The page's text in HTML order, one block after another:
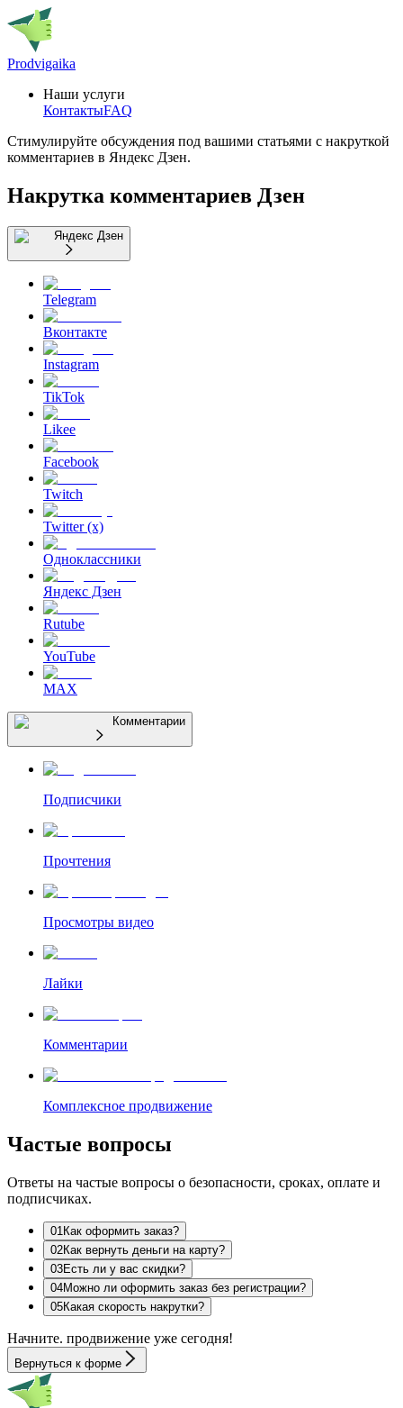
Prodvigaika
Наши услуги
КонтактыFAQ
Стимулируйте обсуждения под вашими статьями с накруткой
комментариев в Яндекс Дзен.
Накрутка комментариев Дзен
Яндекс Дзен
Telegram
Вконтакте
Instagram
TikTok
Likee
Facebook
Twitch
Twitter (x)
Одноклассники
Яндекс Дзен
Rutube
YouTube
MAX
Комментарии
Подписчики
Прочтения
Просмотры видео
Лайки
Комментарии
Комплексное продвижение
Частые вопросы
Ответы на частые вопросы о безопасности, сроках, оплате и
подписчиках.
01 Как оформить заказ?
02Как вернуть деньги на карту?
03Есть ли у вас скидки?
04Можно ли оформить заказ без регистрации?
05Какая скорость накрутки?
Начните. продвижение уже сегодня!
Вернуться к форме